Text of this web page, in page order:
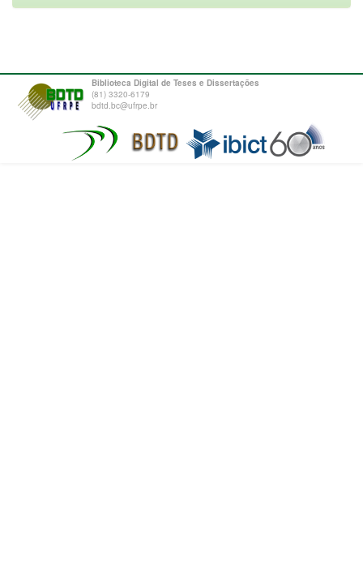
Biblioteca Digital de Teses e Dissertações
(81) 3320-6179
bdtd.bc@ufrpe.br